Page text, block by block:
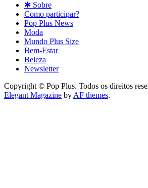
✱ Sobre
Como participar?
Pop Plus News
Moda
Mundo Plus Size
Bem-Estar
Beleza
Newsletter
Copyright © Pop Plus. Todos os direitos
Elegant Magazine by AF themes.